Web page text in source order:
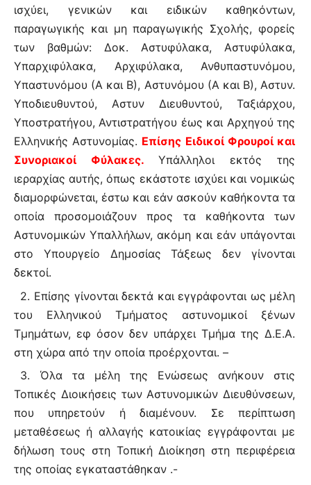
ισχύει, γενικών και ειδικών καθηκόντων,
παραγωγικής και μη παραγωγικής Σχολής, φορείς
των βαθμών: Δοκ. Αστυφύλακα, Αστυφύλακα,
Υπαρχιφύλακα, Αρχιφύλακα, Ανθυπαστυνόμου,
Υπαστυνόμου (Α και Β), Αστυνόμου (Α και Β), Αστυν.
Υποδιευθυντού, Αστυν Διευθυντού, Ταξιάρχου,
Υποστρατήγου, Αντιστρατήγου έως και Αρχηγού της
Ελληνικής Αστυνομίας. Επίσης Ειδικοί Φρουροί και
Συνοριακοί Φύλακες.Υπάλληλοι εκτός της
ιεραρχίας αυτής, όπως εκάστοτε ισχύει και νομικώς
διαμορφώνεται, έστω και εάν ασκούν καθήκοντα τα
οποία προσομοιάζουν προς τα καθήκοντα των
Αστυνομικών Υπαλλήλων, ακόμη και εάν υπάγονται
στο Υπουργείο Δημοσίας Τάξεως δεν γίνονται
δεκτοί.
2. Επίσης γίνονται δεκτά και εγγράφονται ως μέλη
του Ελληνικού Τμήματος αστυνομικοί ξένων
Τμημάτων, εφ όσον δεν υπάρχει Τμήμα της Δ.Ε.Α.
στη χώρα από την οποία προέρχονται. –
3. Όλα τα μέλη της Ενώσεως ανήκουν στις
Τοπικές Διοικήσεις των Αστυνομικών Διευθύνσεων,
που υπηρετούν ή διαμένουν. Σε περίπτωση
μεταθέσεως ή αλλαγής κατοικίας εγγράφονται με
δήλωση τους στη Τοπική Διοίκηση στη περιφέρεια
της οποίας εγκαταστάθηκαν .-